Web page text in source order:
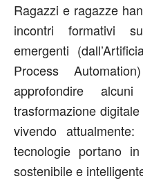
Ragazzi e ragazze
incontri formativi
emergenti
Process
approfondire
trasformazione
vivendo
tecnologie portano
sostenibile e